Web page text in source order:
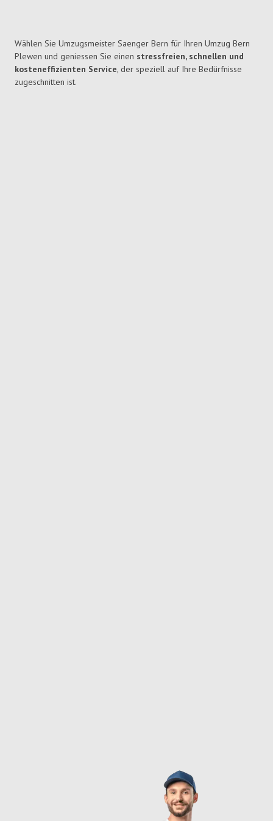
Wählen Sie Umzugsmeister Saenger Bern für Ihren Umzug Bern
Plewen und geniessen Sie einen stressfreien, schnellen und
kosteneffizienten Service, der speziell auf Ihre Bedürfnisse
zugeschnitten ist.